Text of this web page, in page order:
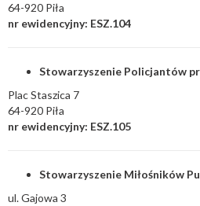
64-920 Piła
nr ewidencyjny: ESZ.104
Stowarzyszenie Policjantów
Plac Staszica 7
64-920 Piła
nr ewidencyjny: ESZ.105
Stowarzyszenie Miłośników
ul. Gajowa 3